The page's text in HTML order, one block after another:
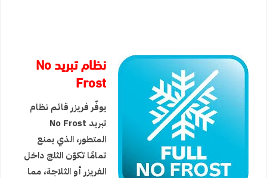
نظام تبريد No
Frost
يوفّر فريزر قائم نظام
تبريد No Frost
المتطور، الذي يمنع
تمامًا تكوّن الثلج داخل
الفريزر أو الثلاجة، مما